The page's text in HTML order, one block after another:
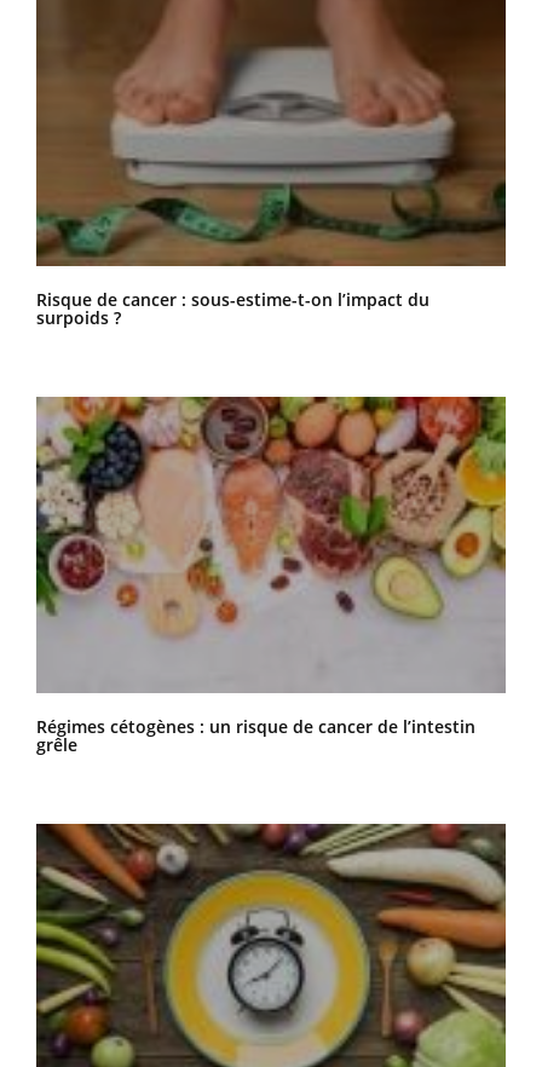
Risque de cancer : sous-estime-t-on l’impact du
surpoids ?
Régimes cétogènes : un risque de cancer de l’intestin
grêle